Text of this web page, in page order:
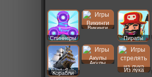
Спиннеры
Викинги
Пираты
Корабли
Акулы
Из лука